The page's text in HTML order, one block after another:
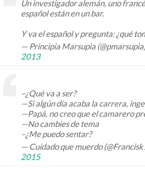
Un investigador alemán, uno
español están en un bar.
Y va el español y pregunta: ¿qué
— Principia Marsupia
2013
–¿Qué va a ser?
—Si algún día acaba la carrera,
—Papá, no creo que el camarero
—No cambies de tema
–¿Me puedo sentar?
— Cuidado que muerdo
2015